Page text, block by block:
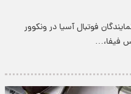
فوتبال آسیا در ونکوور
فیفا،…